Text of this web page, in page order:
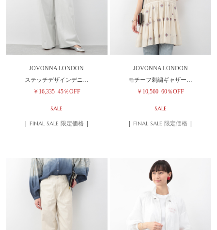
JOVONNA LONDON
ステッチデザインデニ…
￥16,335 45％OFF
SALE
| FINAL SALE 限定価格 |
JOVONNA LONDON
モチーフ刺繍ギャザー…
￥10,560 60％OFF
SALE
| FINAL SALE 限定価格 |